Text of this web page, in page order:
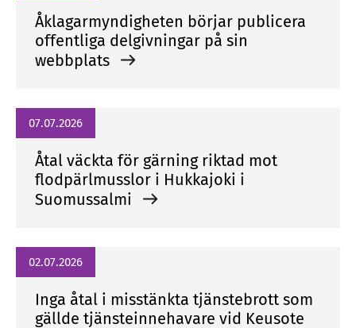
Åklagarmyndigheten börjar publicera
offentliga delgivningar på sin
webbplats
07.07.2026
Åtal väckta för gärning riktad mot
flodpärlmusslor i Hukkajoki i
Suomussalmi
02.07.2026
Inga åtal i misstänkta tjänstebrott som
gällde tjänsteinnehavare vid Keusote